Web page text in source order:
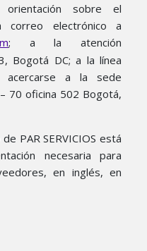
orientación sobre el
correo electrónico a
; a la atención
Bogotá DC; a la línea
acercarse a la sede
70 oficina 502 Bogotá,
PAR SERVICIOS está
necesaria para
en inglés, en